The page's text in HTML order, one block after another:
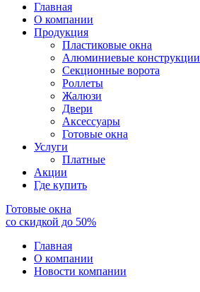
Главная
О компании
Продукция
Пластиковые окна
Алюминиевые конструкции
Секционные ворота
Роллеты
Жалюзи
Двери
Аксессуары
Готовые окна
Услуги
Платные
Акции
Где купить
Готовые окна
со скидкой до 50%
Главная
О компании
Новости компании